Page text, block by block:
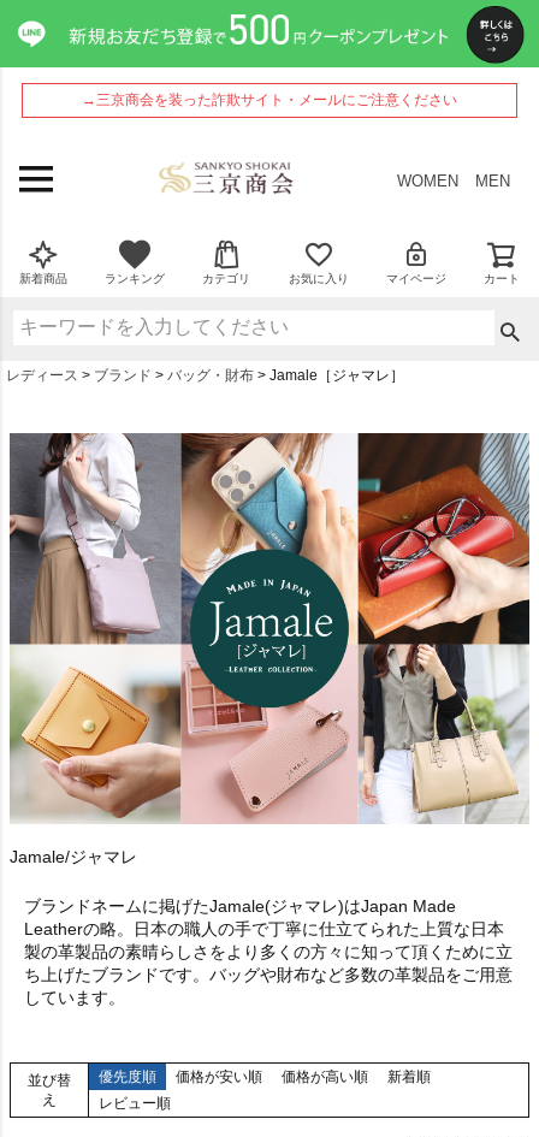
→三京商会を装った詐欺サイト・メールにご注意ください
WOMEN MEN
新着商品 ランキング カテゴリ お気に入り マイページ カート
レディース ブランド バッグ・財布 Jamale［ジャマレ］
Jamale/ジャマレ
ブランドネームに掲げたJamale(ジャマレ)はJapan Made
Leatherの略。日本の職人の手で丁寧に仕立てられた上質な日本
製の革製品の素晴らしさをより多くの方々に知って頂くために立
ち上げたブランドです。バッグや財布など多数の革製品をご用意
しています。
並び替
え
優先度順 価格が安い順 価格が高い順
新着順
レビュー順